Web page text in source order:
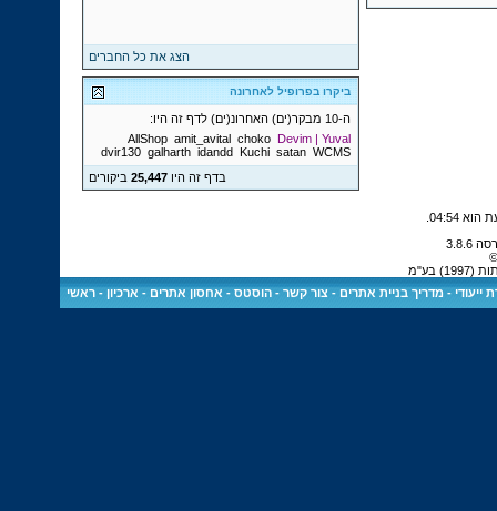
הצג את כל החברים
ביקרו בפרופיל לאחרונה
ה-10 מבקר(ים) האחרונ(ים) לדף זה היו:
AllShop amit_avital choko Devim | Yuval
dvir130 galharth idandd Kuchi satan WCMS
בדף זה היו25,447 ביקורים
04:54
בע"מ
ייעודי -מדריך בניית אתרים -צור קשר -הוסטס - אחסון אתרים - ארכיון -ראשי